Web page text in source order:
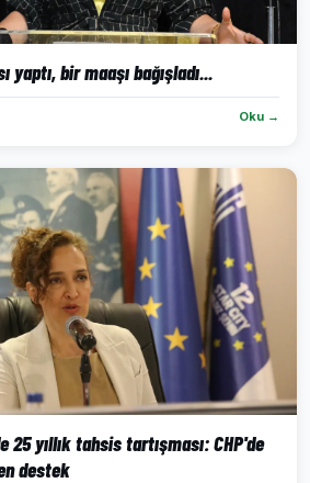
yaptı, bir maaşı bağışladı...
Oku →
25 yıllık tahsis tartışması: CHP'de
destek